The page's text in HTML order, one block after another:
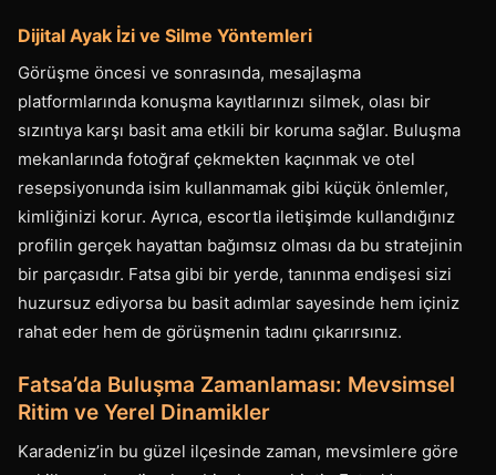
Dijital Ayak İzi ve Silme Yöntemleri
Görüşme öncesi ve sonrasında, mesajlaşma
platformlarında konuşma kayıtlarınızı silmek, olası bir
sızıntıya karşı basit ama etkili bir koruma sağlar. Buluşma
mekanlarında fotoğraf çekmekten kaçınmak ve otel
resepsiyonunda isim kullanmamak gibi küçük önlemler,
kimliğinizi korur. Ayrıca, escortla iletişimde kullandığınız
profilin gerçek hayattan bağımsız olması da bu stratejinin
bir parçasıdır. Fatsa gibi bir yerde, tanınma endişesi sizi
huzursuz ediyorsa bu basit adımlar sayesinde hem içiniz
rahat eder hem de görüşmenin tadını çıkarırsınız.
Fatsa’da Buluşma Zamanlaması: Mevsimsel
Ritim ve Yerel Dinamikler
Karadeniz’in bu güzel ilçesinde zaman, mevsimlere göre